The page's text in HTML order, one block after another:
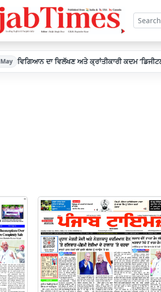
ਵਿਗਿਆਨ ਦਾ ਵਿਲੱਖਣ ਅਤੇ ਕ੍ਰਾਂਤੀਕਾਰੀ ਕਦਮ ‘ਡਿਜੀਟਲ ਹੋਮ’